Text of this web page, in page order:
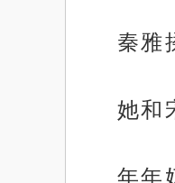
秦雅
她和
年年